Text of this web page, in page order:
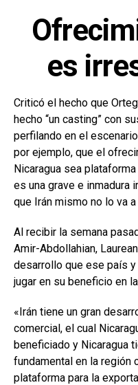
es
Criticó el hecho que
hecho “un casting” con
perfilando en el
por ejemplo, que el
Nicaragua sea
es una grave e inmadura
que Irán mismo no lo va
Al recibir la semana
Amir-Abdollahian,
desarrollo que ese país
jugar en su beneficio en
«Irán tiene un gran
comercial, el cual
beneficiado y Nicaragua
fundamental en la región
plataforma para la